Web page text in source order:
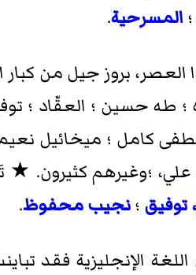
؛ المسرحية.
العصر، بروز جيل من
طه حسين ؛ العقّاد ؛
كامل ؛ ميخائيل
؛وغيرهم كثيرون.
توفيق ؛نجيب محفوظ.
اللغة الإنجليزية فقد